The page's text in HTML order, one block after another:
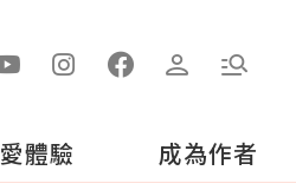
愛體驗 成為作者